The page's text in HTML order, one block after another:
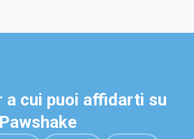
a cui puoi affidarti su
Pawshake